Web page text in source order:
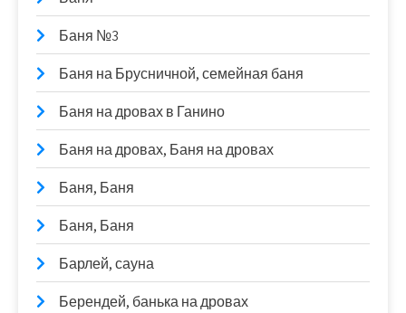
Баня №3
Баня на Брусничной, семейная баня
Баня на дровах в Ганино
Баня на дровах, Баня на дровах
Баня, Баня
Баня, Баня
Барлей, сауна
Берендей, банька на дровах